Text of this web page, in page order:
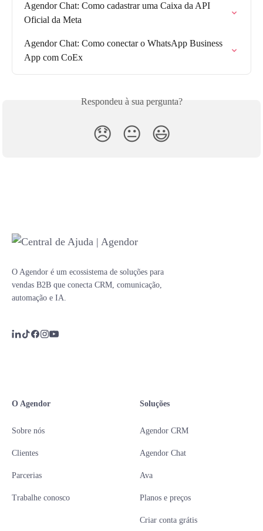
Agendor Chat: Como cadastrar uma Caixa da API
Oficial da Meta
Agendor Chat: Como conectar o WhatsApp Business
App com CoEx
Respondeu à sua pergunta?
😞 😐 😃
O Agendor é um ecossistema de soluções para
vendas B2B que conecta CRM, comunicação,
automação e IA.
O Agendor
Sobre nós
Clientes
Parcerias
Trabalhe conosco
Soluções
Agendor CRM
Agendor Chat
Ava
Planos e preços
Criar conta grátis